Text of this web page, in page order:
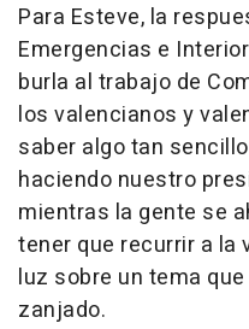
Para Esteve, la
Emergencias e
burla al trabajo de
los valencianos y
saber algo tan
haciendo nuestro
mientras la gente se
tener que recurrir a la
luz sobre un tema
zanjado.